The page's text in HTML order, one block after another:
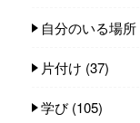
自分のいる場所
片付け (37)
学び(105)